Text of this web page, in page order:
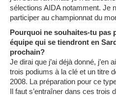
sélections AIDA notamment. Je
participer au championnat du
Pourquoi ne souhaites-tu pas
équipe qui se tiendront en
prochain?
Je dirai que j’ai déjà donné, j’en
trois podiums à la clé et un titre
2008. La préparation pour ce
Il faut s’entraîner dans ces trois